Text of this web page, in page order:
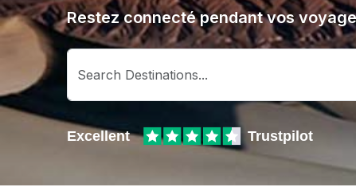
Restez connecté pendant vos